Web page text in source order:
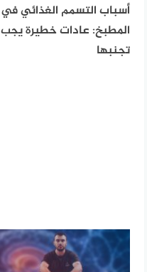
أسباب التسمم الغذائي في
المطبخ: عادات خطيرة يجب
تجنبها